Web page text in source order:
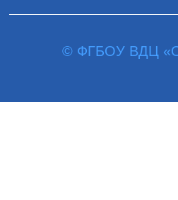
© ФГБОУ ВДЦ